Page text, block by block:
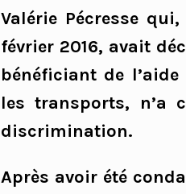
Valérie Pécresse
février 2016, avait
bénéficiant de
les transports, n’a
discrimination.
Après avoir été